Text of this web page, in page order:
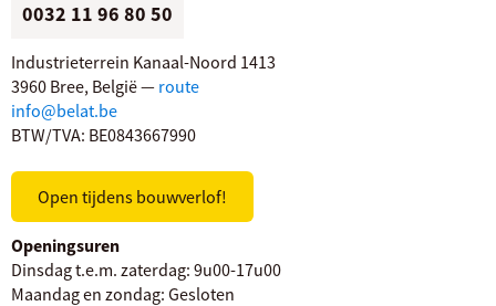
0032 11 96 80 50
Industrieterrein Kanaal-Noord 1413
3960 Bree, België — route
info@belat.be
BTW/TVA: BE0843667990
Open tijdens bouwverlof!
Openingsuren
Dinsdag t.e.m. zaterdag: 9u00-17u00
Maandag en zondag: Gesloten